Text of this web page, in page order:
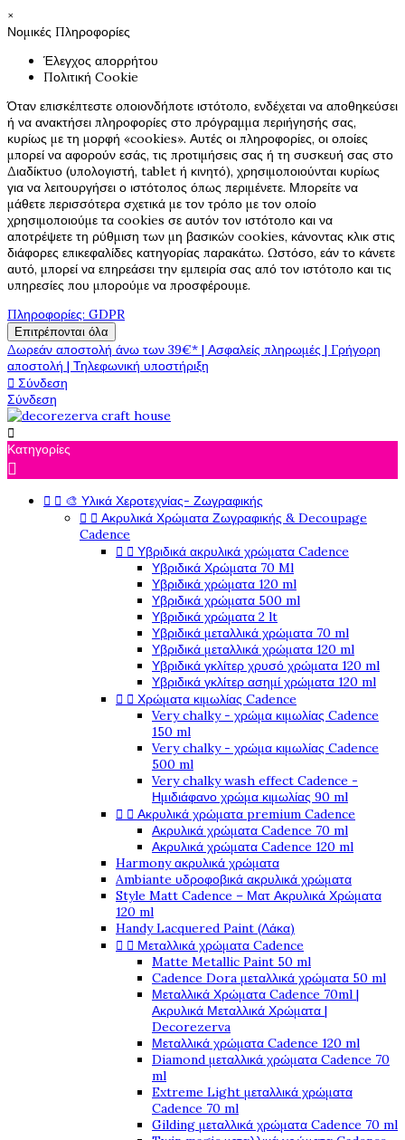
×
Νομικές Πληροφορίες
Έλεγχος απορρήτου
Πολιτική Cookie
Όταν επισκέπτεστε οποιονδήποτε ιστότοπο, ενδέχεται να αποθηκεύσει
ή να ανακτήσει πληροφορίες στο πρόγραμμα περιήγησής σας,
κυρίως με τη μορφή «cookies». Αυτές οι πληροφορίες, οι οποίες
μπορεί να αφορούν εσάς, τις προτιμήσεις σας ή τη συσκευή σας στο
Διαδίκτυο (υπολογιστή, tablet ή κινητό), χρησιμοποιούνται κυρίως
για να λειτουργήσει ο ιστότοπος όπως περιμένετε. Μπορείτε να
μάθετε περισσότερα σχετικά με τον τρόπο με τον οποίο
χρησιμοποιούμε τα cookies σε αυτόν τον ιστότοπο και να
αποτρέψετε τη ρύθμιση των μη βασικών cookies, κάνοντας κλικ στις
διάφορες επικεφαλίδες κατηγορίας παρακάτω. Ωστόσο, εάν το κάνετε
αυτό, μπορεί να επηρεάσει την εμπειρία σας από τον ιστότοπο και τις
υπηρεσίες που μπορούμε να προσφέρουμε.
Πληροφορίες: GDPR
Επιτρέπονται όλα
Δωρεάν αποστολή άνω των 39€* | Ασφαλείς πληρωμές | Γρήγορη
αποστολή | Τηλεφωνική υποστήριξη
 Σύνδεση
Σύνδεση

Κατηγορίες

  🎨 Υλικά Χεροτεχνίας- Ζωγραφικής
  Ακρυλικά Χρώματα Ζωγραφικής & Decoupage
Cadence
  Υβριδικά ακρυλικά χρώματα Cadence
Υβριδικά Χρώματα 70 Ml
Υβριδικά χρώματα 120 ml
Υβριδικά χρώματα 500 ml
Υβριδικά χρώματα 2 lt
Υβριδικά μεταλλικά χρώματα 70 ml
Υβριδικά μεταλλικά χρώματα 120 ml
Υβριδικά γκλίτερ χρυσό χρώματα 120 ml
Υβριδικά γκλίτερ ασημί χρώματα 120 ml
  Χρώματα κιμωλίας Cadence
Very chalky - χρώμα κιμωλίας Cadence
150 ml
Very chalky - χρώμα κιμωλίας Cadence
500 ml
Very chalky wash effect Cadence -
Ημιδιάφανο χρώμα κιμωλίας 90 ml
  Ακρυλικά χρώματα premium Cadence
Ακρυλικά χρώματα Cadence 70 ml
Ακρυλικά χρώματα Cadence 120 ml
Harmony ακρυλικά χρώματα
Ambiante υδροφοβικά ακρυλικά χρώματα
Style Matt Cadence – Ματ Ακρυλικά Χρώματα
120 ml
Handy Lacquered Paint (Λάκα)
  Μεταλλικά χρώματα Cadence
Matte Metallic Paint 50 ml
Cadence Dora μεταλλικά χρώματα 50 ml
Μεταλλικά Χρώματα Cadence 70ml |
Ακρυλικά Μεταλλικά Χρώματα |
Decorezerva
Μεταλλικά χρώματα Cadence 120 ml
Diamond μεταλλικά χρώματα Cadence 70
ml
Extreme Light μεταλλικά χρώματα
Cadence 70 ml
Gilding μεταλλικά χρώματα Cadence 70 ml